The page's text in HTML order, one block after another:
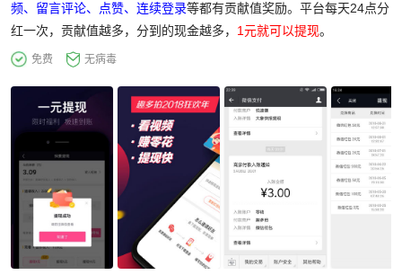
频、留言评论、点赞、连续登录等都有贡献值奖励。平台每天24点分
红一次，贡献值越多，分到的现金越多， 1元就可以提现。
免费 无病毒